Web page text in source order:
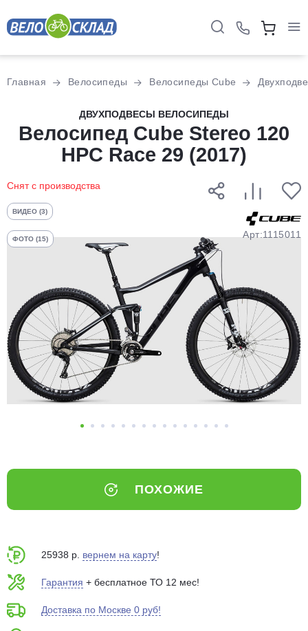
Главная Велосипеды Велосипеды Cube
ДВУХПОДВЕСЫ ВЕЛОСИПЕДЫ
Велосипед Cube Stereo 120
HPC Race 29 (2017)
Снят с производства
ВИДЕО (3)
ФОТО (15) Арт:1115011
ПОХОЖИЕ
25938 р. вернем на карту!
Гарантия + бесплатное ТО 12 мес!
Доставка по Москве 0 руб!
Разбейте
оплатуна части
без переплат
График платежей
Добавляйте товары
в корзину
Оплачивайте сегодня только
25% картой любого банка
выбранный способом
Оставшиеся75% будут
Подробнее